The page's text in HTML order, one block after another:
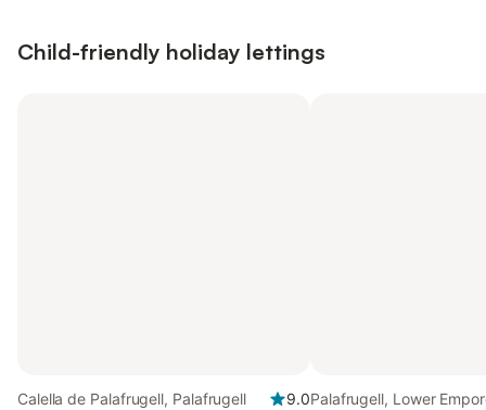
Child-friendly holiday lettings
Calella de Palafrugell, Palafrugell
9.0Palafrugell, Lower